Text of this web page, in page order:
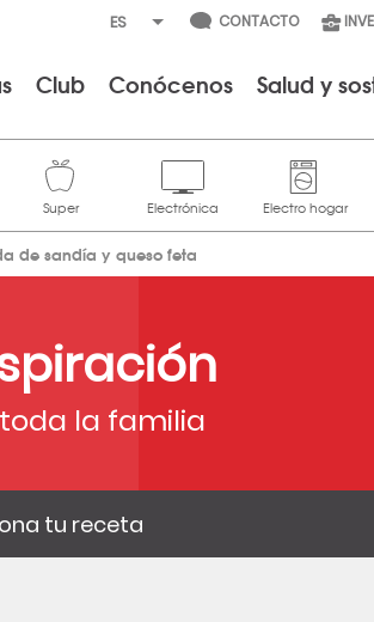
CONTACTO
Club Conócenos Salud y
de sandía y queso feta
la familia
tu receta